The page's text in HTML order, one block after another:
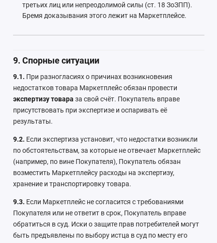
третьих лиц или непреодолимой силы (ст. 18 ЗоЗПП).
Бремя доказывания этого лежит на Маркетплейсе.
9. Спорные ситуации
9.1. При разногласиях о причинах возникновения
недостатков товара Маркетплейс обязан провести
экспертизу товара за свой счёт. Покупатель вправе
присутствовать при экспертизе и оспаривать её
результаты.
9.2. Если экспертиза установит, что недостатки возникли
по обстоятельствам, за которые не отвечает Маркетплейс
(например, по вине Покупателя), Покупатель обязан
возместить Маркетплейсу расходы на экспертизу,
хранение и транспортировку товара.
9.3. Если Маркетплейс не согласится с требованиями
Покупателя или не ответит в срок, Покупатель вправе
обратиться в суд. Иски о защите прав потребителей могут
быть предъявлены по выбору истца в суд по месту его